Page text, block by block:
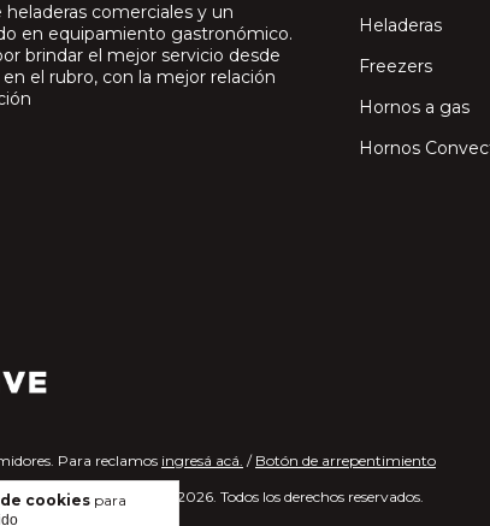
cookies para
comerciales y un
en equipamiento gastronómico.
brindar el mejor servicio desde
el rubro, con la mejor relación
Heladeras
Freezers
Hornos a gas
Hornos
Para reclamos ingresá acá. / Botón de arrepentimiento
Copyright Gastroquil - 2026. Todos los derechos reservados.